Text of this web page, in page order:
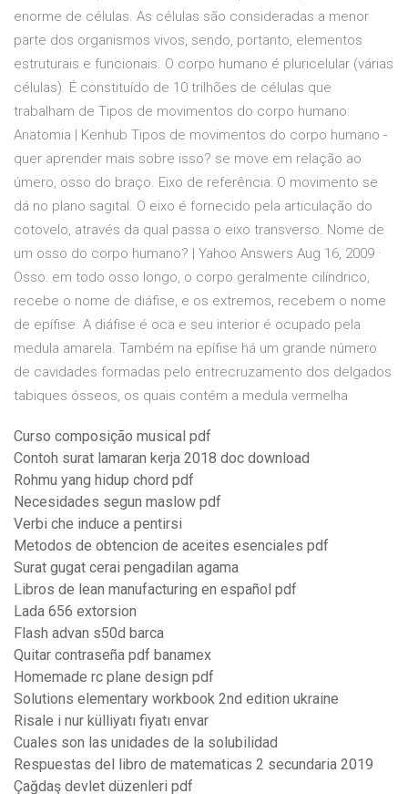
enorme de células. As células são consideradas a menor
parte dos organismos vivos, sendo, portanto, elementos
estruturais e funcionais. O corpo humano é pluricelular (várias
células). É constituído de 10 trilhões de células que
trabalham de Tipos de movimentos do corpo humano:
Anatomia | Kenhub Tipos de movimentos do corpo humano -
quer aprender mais sobre isso? se move em relação ao
úmero, osso do braço. Eixo de referência: O movimento se
dá no plano sagital. O eixo é fornecido pela articulação do
cotovelo, através da qual passa o eixo transverso. Nome de
um osso do corpo humano? | Yahoo Answers Aug 16, 2009 ·
Osso: em todo osso longo, o corpo geralmente cilíndrico,
recebe o nome de diáfise, e os extremos, recebem o nome
de epífise. A diáfise é oca e seu interior é ocupado pela
medula amarela. Também na epífise há um grande número
de cavidades formadas pelo entrecruzamento dos delgados
tabiques ósseos, os quais contém a medula vermelha
Curso composição musical pdf
Contoh surat lamaran kerja 2018 doc download
Rohmu yang hidup chord pdf
Necesidades segun maslow pdf
Verbi che induce a pentirsi
Metodos de obtencion de aceites esenciales pdf
Surat gugat cerai pengadilan agama
Libros de lean manufacturing en español pdf
Lada 656 extorsion
Flash advan s50d barca
Quitar contraseña pdf banamex
Homemade rc plane design pdf
Solutions elementary workbook 2nd edition ukraine
Risale i nur külliyatı fiyatı envar
Cuales son las unidades de la solubilidad
Respuestas del libro de matematicas 2 secundaria 2019
Çağdaş devlet düzenleri pdf